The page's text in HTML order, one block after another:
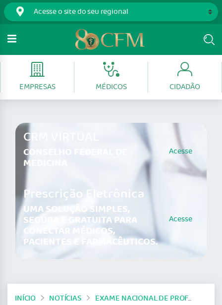
EMPRESAS MÉDICOS CIDADÃO
CRM VIRTUAL
CONSELHO FEDERAL DE
MEDICINA
Acesse
Prescrição Eletrônica
UMA SOLUÇÃO SIMPLES,
SEGURA E GRATUITA PARA
CONECTAR MÉDICOS,
PACIENTES E FARMACÊUTICOS.
Acesse
INÍCIO NOTÍCIAS
EXAME NACIONAL DE PROFICIÊNCIA EM MEDICINA